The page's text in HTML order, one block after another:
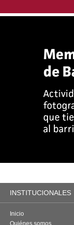
INSTITUCIONALES
Inicio
Quiénes somos